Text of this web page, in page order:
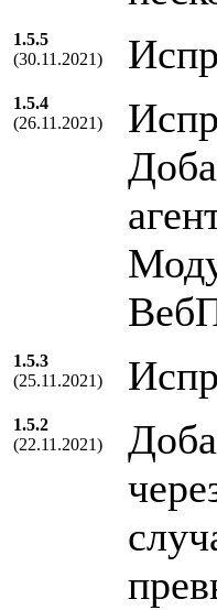
1.5.5
(30.11.2021)
1.5.4
(26.11.2021)
1.5.3
(25.11.2021)
1.5.2
(22.11.2021)